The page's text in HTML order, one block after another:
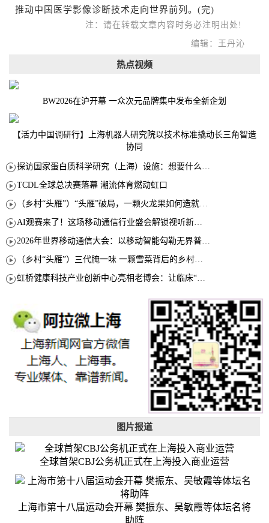
推动中国医学影像诊断技术走向世界前列。(完)
注：请在转载文章内容时务必注明出处!
编辑：王丹沁
热点视频
BW2026在沪开幕 一众次元品牌集中发布全新企划
【活力中国调研行】上海机器人研究院以技术标准撬动长三角智造
协同
探访国家蛋白质科学研究（上海）设施：想要什么蛋白 AI直接设计合成
TCDL全球总决赛落幕 潮流体育燃动虹口
（乡村“头雁”）“头雁”破局，一颗火龙果如何造就沪上乡村特色产业化路径
AI观赛来了！这场移动通信行业盛会解锁视听新玩法
2026年世界移动通信大会：以移动智能勾勒无界普惠新愿景
（乡村“头雁”）三代腌一味 一颗雪菜背后的乡村致富经
虹桥健康科技产业创新中心亮相老博会：让临床“需求”定义银发经济新生态
图片报道
全球首架CBJ公务机正式在上海投入商业运营
上海市第十八届运动会开幕 樊振东、吴敏霞等体坛名将
助阵